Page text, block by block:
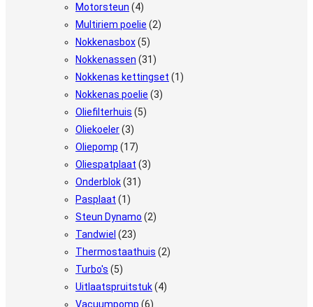
Motorsteun (4)
Multiriem poelie (2)
Nokkenasbox(5)
Nokkenassen (31)
Nokkenas kettingset (1)
Nokkenas poelie (3)
Oliefilterhuis (5)
Oliekoeler(3)
Oliepomp (17)
Oliespatplaat (3)
Onderblok(31)
Pasplaat (1)
Steun Dynamo (2)
Tandwiel (23)
Thermostaathuis (2)
Turbo's (5)
Uitlaatspruitstuk(4)
Vacuumpomp (6)